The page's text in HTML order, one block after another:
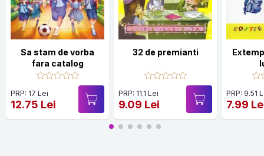
Sa stam de vorba
fara catalog
PRP: 17 Lei
12.75 Lei
32 de premianti
PRP: 11.1 Lei
9.09 Lei
PRP: 9.51
7.99